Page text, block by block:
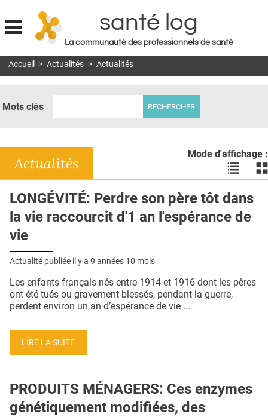
Jump to navigation
santé log
La communauté des professionnels de santé
MON COMPTE
DOSSIERS
RÉSEAUX
E-REVUE SAD
THÉMA
L'APP
PUBLICITÉ
CONTACT
Accueil > Actualités > Actualités
Mots clés
Mode d'affichage :
Voir
les
en
liste
les
Actualités
LONGÉVITÉ: Perdre son père tôt dans
la vie raccourcit d'1 an l'espérance de
vie
Actualité publiée il y a 9 années 10 mois
Les enfants français nés entre 1914 et 1916 dont les pères
ont été tués ou gravement blessés, pendant la guerre,
perdent environ un an d’espérance de vie ...
LIRE LA SUITE
PRODUITS MÉNAGERS: Ces enzymes
génétiquement modifiées, des